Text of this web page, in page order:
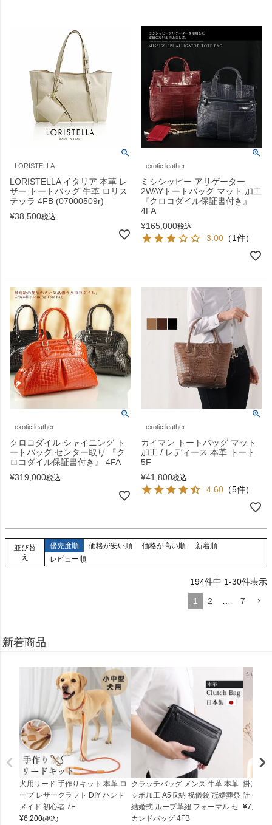
LORISTELLA
LORISTELLA イタリア 本革 レ
ザー トートバッグ 牛革 ロリス
テッラ 4FB (07000509r)
¥38,500税込
exotic leather
ミシシッピー アリゲーター
2WAYトートバッグ マット 加工
『クロコダイル保証書付き』
4FA
¥165,000税込
3.00 （1件）
exotic leather
クロコダイル シャイニング ト
ートバッグ センター取り 『ク
ロコダイル保証書付き』 4FA
¥319,000税込
exotic leather
カイマン トートバッグ マット
加工 / レディース 本革 トート
5F
¥41,800税込
4.60 （5件）
並び替
え
優先度順 価格が安い順 価格が高い順
新着順
レビュー順
194件中 1-30件表示
1
2 7
新着商品
犬用リード 手作りキット 本革 ロ
ープ レザークラフト DIY ハンド
メイド 初心者 7F
¥6,200(税込)
クラッチバッグ メンズ 牛革 本革
シボ加工 A5収納 祝儀袋 冠婚葬祭
結婚式 ループ革紐 フォーマル セ
カンドバッグ 4FB
掛け時
計
¥7,150